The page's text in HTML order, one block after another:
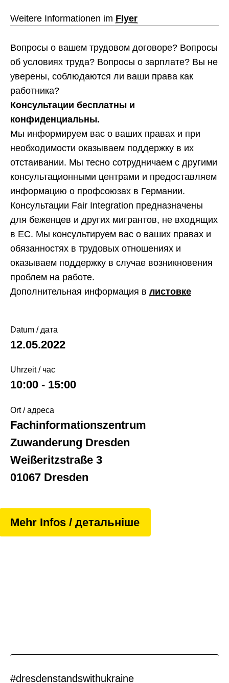
Datum / дата
12.05.2022
Uhrzeit / час
10:00 - 15:00
Ort / адреса
Fachinformationszentrum
Zuwanderung Dresden
Weißeritzstraße 3
01067 Dresden
Mehr Infos / детальніше
Weitere Informationen im Flyer
Вопросы о вашем трудовом договоре? Вопросы
об условиях труда? Вопросы о зарплате? Вы не
уверены, соблюдаются ли ваши права как
работника?
Консультации бесплатны и
конфиденциальны.
Мы информируем вас о ваших правах и при
необходимости оказываем поддержку в их
отстаивании. Мы тесно сотрудничаем с другими
консультационными центрами и предоставляем
информацию о профсоюзах в Германии.
Консультации Fair Integration предназначены
для беженцев и других мигрантов, не входящих
в ЕС. Мы консультируем вас о ваших правах и
обязанностях в трудовых отношениях и
оказываем поддержку в случае возникновения
проблем на работе.
Дополнительная информация в листовке
#dresdenstandswithukraine